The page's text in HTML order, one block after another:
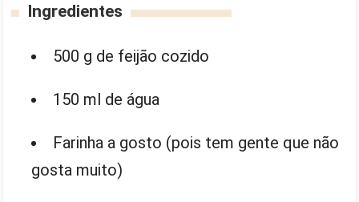
Ingredientes
500 g de feijão cozido
150 ml de água
Farinha a gosto (pois tem gente que não
gosta muito)